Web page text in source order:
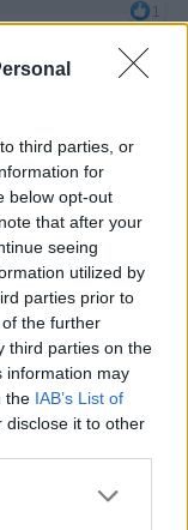
third parties, or
for
below opt-out
that after your
seeing
utilized by
parties prior to
the further
third parties on the
information may
the IAB’s List of
disclose it to other
1
so quanto i
secolo